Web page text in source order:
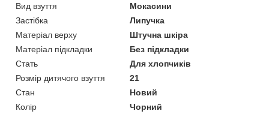
Вид взуття
Мокасини
Застібка
Липучка
Матеріал верху
Штучна шкіра
Матеріал підкладки
Без підкладки
Стать
Для хлопчиків
Розмір дитячого взуття
21
Стан
Новий
Колір
Чорний